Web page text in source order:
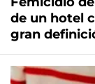
de un hotel
gran